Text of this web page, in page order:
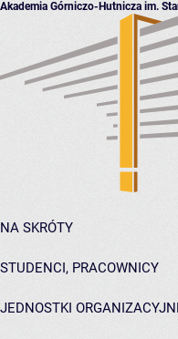
Akademia Górniczo-Hutnicza im.
NA SKRÓTY
STUDENCI, PRACOWNICY
JEDNOSTKI